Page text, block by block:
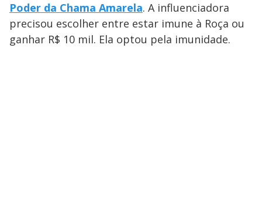
Poder da Chama Amarela. A influenciadora
precisou escolher entre estar imune à Roça ou
ganhar R$ 10 mil. Ela optou pela imunidade.